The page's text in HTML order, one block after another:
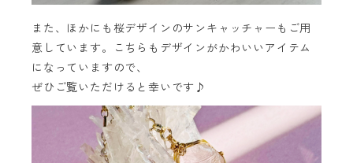
また、ほかにも桜デザインのサンキャッチャーもご用
意しています。こちらもデザインがかわいいアイテム
になっていますので、
ぜひご覧いただけると幸いです♪